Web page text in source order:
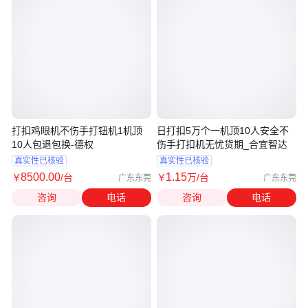
打扣鸡眼机不伤手打钮机1机顶
10人包退包换-德权
真实性已核验
￥8500.00/台 广东东莞
咨询 电话
日打扣5万个一机顶10人安全不
伤手打扣机无忧货期_合宜智达
真实性已核验
￥1.15万/台 广东东莞
咨询 电话